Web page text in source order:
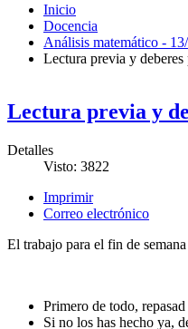
Inicio
Docencia
Análisis matemático -
Lectura previa y
Lectura previa y
Detalles
Visto: 3822
Imprimir
Correo electrónico
El trabajo para el fin de
Primero de todo,
Si no los has hecho ya,